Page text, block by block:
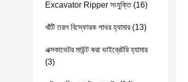
Excavator Ripper সংযুক্তি(16)
খাঁটি তরল বিস্ফোরক পাথর হ্যামার(13)
এক্সকাভেটর মাউন্ট করা ভাইব্রেটরি হ্যামার
(3)